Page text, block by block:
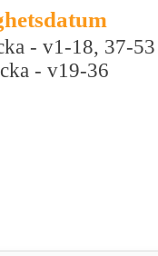
- v1-18, 37-53
- v19-36